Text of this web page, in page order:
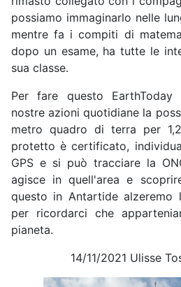
possiamo immaginarlo nelle
mentre fa i compiti di
dopo un esame, ha tutte le
sua classe.
Per fare questo
nostre azioni quotidiane la
metro quadro di terra per
protetto è certificato,
GPS e si può tracciare la
agisce in quell'area e
questo in Antartide alzeremo
per ricordarci che
pianeta.
14/11/2021 Ulisse